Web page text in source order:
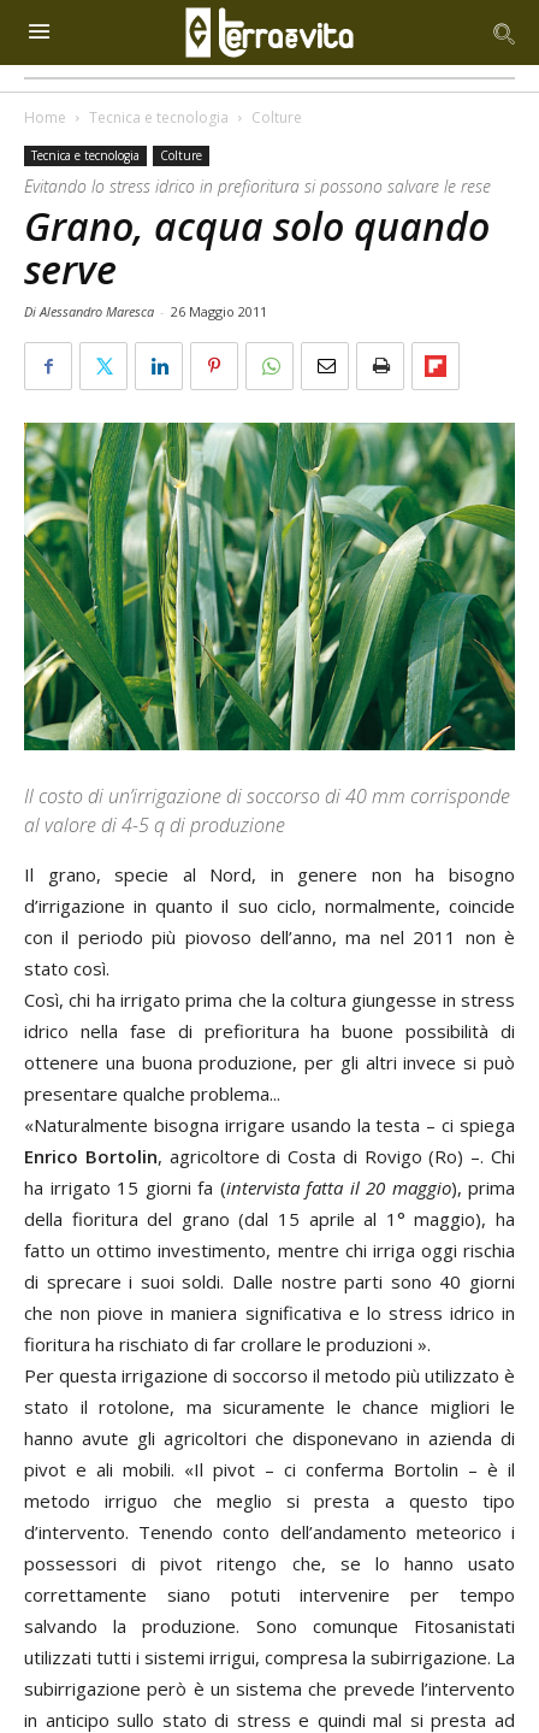
Home Tecnica e tecnologia Colture
Tecnica e tecnologia Colture
Evitando lo stress idrico in prefioritura si possono salvare le rese
Grano, acqua solo quando
serve
Di Alessandro Maresca - 26 Maggio 2011
Il costo di un’irrigazione di soccorso di 40 mm corrisponde
al valore di 4-5 q di produzione
Il grano, specie al Nord, in genere non ha bisogno
d’irrigazione in quanto il suo ciclo, normalmente, coincide
con il periodo più piovoso dell’anno, ma nel 2011 non è
stato così.
Così, chi ha irrigato prima che la coltura giungesse in stress
idrico nella fase di prefioritura ha buone possibilità di
ottenere una buona produzione, per gli altri invece si può
presentare qualche problema...
«Naturalmente bisogna irrigare usando la testa – ci spiega
Enrico Bortolin, agricoltore di Costa di Rovigo (Ro) –. Chi
ha irrigato 15 giorni fa (intervista fatta il 20 maggio), prima
della fioritura del grano (dal 15 aprile al 1° maggio), ha
fatto un ottimo investimento, mentre chi irriga oggi rischia
di sprecare i suoi soldi. Dalle nostre parti sono 40 giorni
che non piove in maniera significativa e lo stress idrico in
fioritura ha rischiato di far crollare le produzioni ».
Per questa irrigazione di soccorso il metodo più utilizzato è
stato il rotolone, ma sicuramente le chance migliori le
hanno avute gli agricoltori che disponevano in azienda di
pivot e ali mobili. «Il pivot – ci conferma Bortolin – è il
metodo irriguo che meglio si presta a questo tipo
d’intervento. Tenendo conto dell’andamento meteorico i
possessori di pivot ritengo che, se lo hanno usato
correttamente siano potuti intervenire per tempo
salvando la produzione. Sono comunque Fitosanistati
utilizzati tutti i sistemi irrigui, compresa la subirrigazione. La
subirrigazione però è un sistema che prevede l’intervento
in anticipo sullo stato di stress e quindi mal si presta ad